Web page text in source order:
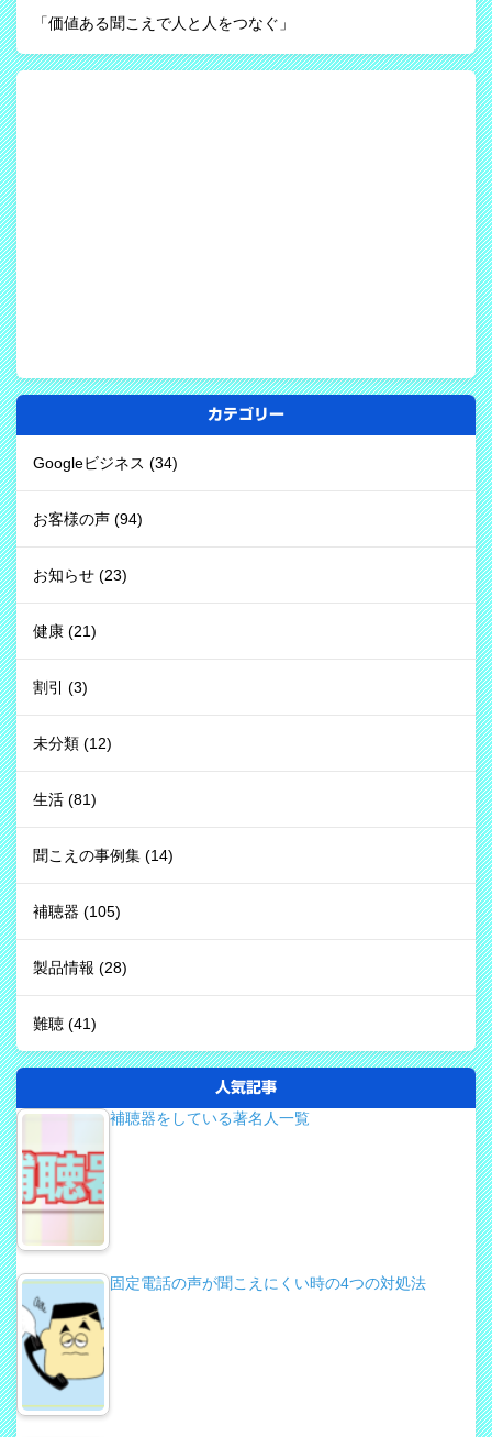
「価値ある聞こえで人と人をつなぐ」
カテゴリー
Googleビジネス (34)
お客様の声 (94)
お知らせ (23)
健康 (21)
割引 (3)
未分類 (12)
生活 (81)
聞こえの事例集 (14)
補聴器 (105)
製品情報 (28)
難聴 (41)
人気記事
補聴器をしている著名人一覧
固定電話の声が聞こえにくい時の4つの対処法